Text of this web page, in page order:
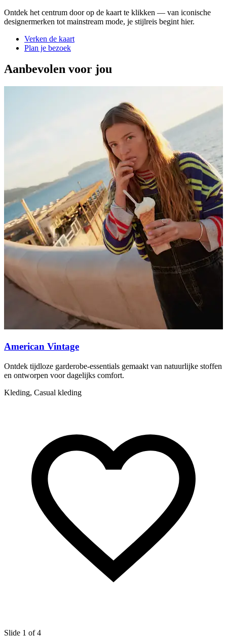
Ontdek het centrum door op de kaart te klikken — van iconische
designermerken tot mainstream mode, je stijlreis begint hier.
Verken de kaart
Plan je bezoek
Aanbevolen voor jou
American Vintage
Ontdek tijdloze garderobe-essentials gemaakt van natuurlijke stoffen
en ontworpen voor dagelijks comfort.
Kleding, Casual kleding
Slide 1 of 4